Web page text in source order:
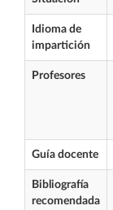
Idioma de
impartición
Profesores
Guía docente
Bibliografía
recomendada